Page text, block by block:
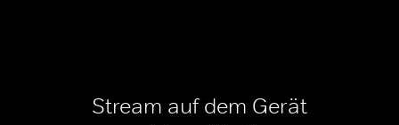
Stream auf dem Gerät